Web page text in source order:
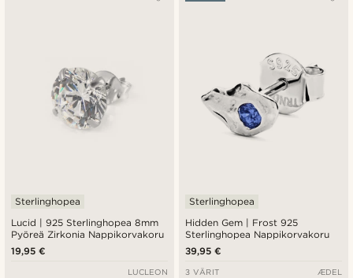
Lucid | 925 Sterlinghopea 8mm
Pyöreä Zirkonia Nappikorvakoru
Sterlinghopea
19,95 €
LUCLEON
Hidden Gem | Frost 925
Sterlinghopea Nappikorvakoru
Sterlinghopea
39,95 €
3 VÄRIT ÆDEL